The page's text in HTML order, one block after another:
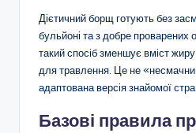
Дієтичний борщ готують без
бульйоні та з добре проварених
такий спосіб зменшує вміст
для травлення. Це не
адаптована версія знайомої
Базові правила